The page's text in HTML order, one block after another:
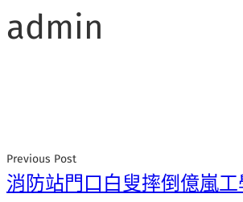
admin
Previous Post
消防站門口白叟摔倒億嵐